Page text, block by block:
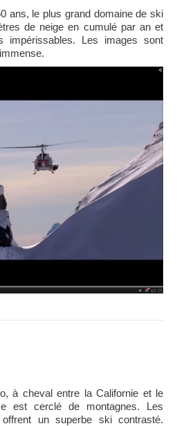
ans, le plus grand domaine de ski
de neige en cumulé par an et
impérissables. Les images sont
à cheval entre la Californie et le
est cerclé de montagnes. Les
un superbe ski contrasté.